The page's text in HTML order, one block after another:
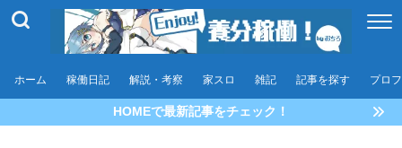
ホーム 稼働日記 解説・考察 家スロ 雑記 記事を探す プロ
HOMEで最新記事をチェック！